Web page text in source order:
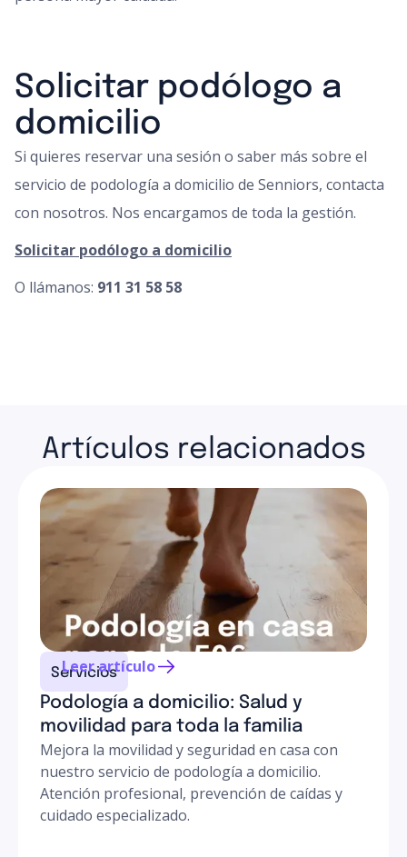
Solicitar podólogo a
domicilio
Si quieres reservar una sesión o saber más sobre el
servicio de podología a domicilio de Senniors, contacta
con nosotros. Nos encargamos de toda la gestión.
Solicitar podólogo a domicilio
O llámanos: 911 31 58 58
Artículos relacionados
Servicios
Podología a domicilio: Salud y
movilidad para toda la familia
Mejora la movilidad y seguridad en casa con
nuestro servicio de podología a domicilio.
Atención profesional, prevención de caídas y
cuidado especializado.
Leer artículo